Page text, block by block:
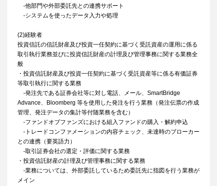
-他部門や外部委託先との連携サポート
-システムを使ったデータ入力や処理
(2)経験者
投資信託の信託財産及び投資一任契約に基づく受託資産の運用に係る
取引執行業務並びに投資信託財産の計理及び管理事務に関する業務全
般
・投資信託財産及び投資一任契約に基づく受託資産等に係る有価証券
等取引執行に関する業務
-発注先である証券会社等に対し電話、メール、SmartBridge
Advance、Bloomberg 等を使用した発注を行う業務（発注伝票の作成
管理、発注データの集計等付随業務を含む）
-ファンドオブファンズにおける組入ファンドの購入・解約申込
-トレードコンファメーションの内容チェック、未達時のブローカー
との連携（要英語力）
-取引証券会社の選定・評価に関する業務
・投資信託財産の計理及び管理事務に関する業務
-業務については、外部委託しているため委託先に指図を行う業務が
メイン